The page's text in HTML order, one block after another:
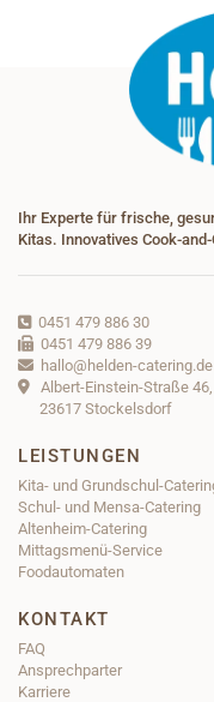
Ihr Experte für frische,
Kitas. Innovatives Cook-
 0451 479 886 30
 0451 479 886 39
 hallo@helden-catering.de
 Albert-Einstein-Straße 46,
23617 Stockelsdorf
LEISTUNGEN
Kita- und Grundschul-
Schul- und Mensa-Catering
Altenheim-Catering
Mittagsmenü-Service
Foodautomaten
KONTAKT
FAQ
Ansprechparter
Karriere